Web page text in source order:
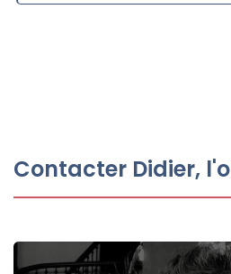
Contacter Didier,